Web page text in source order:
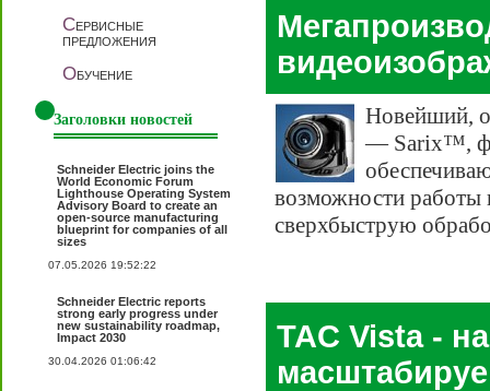
СЕРВИСНЫЕ
ПРЕДЛОЖЕНИЯ
ОБУЧЕНИЕ
Заголовки новостей
Schneider Electric joins the
World Economic Forum
Lighthouse Operating System
Advisory Board to create an
open-source manufacturing
blueprint for companies of all
sizes
07.05.2026 19:52:22
Schneider Electric reports
strong early progress under
new sustainability roadmap,
Impact 2030
30.04.2026 01:06:42
Новейший,
— Sarix™,
возможности работы
сверхбыструю
TAC Vista -